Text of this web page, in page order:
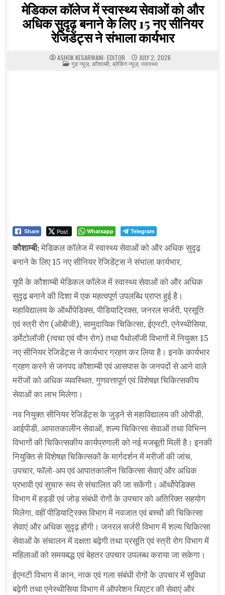
मेडिकल कॉलेज में स्वास्थ्य सेवाओं को और
अधिक सुदृढ़ बनाने के लिए 15 नए सीनियर
रेजिडेंट्स ने संभाला कार्यभार
ASHOK KESARWANI- EDITOR JULY 2, 2026
POSTED
IN
गुड न्यूज़, कौशाम्बी, ब्रेकिंग न्यूज़, स्वास्थ्य
Share Post Whatsapp Telegram
कौशाम्बी:मेडिकल कॉलेज में स्वास्थ्य सेवाओं को और अधिक सुदृढ़
बनाने के लिए 15 नए सीनियर रेजिडेंट्स ने संभाला कार्यभार,
यूपी के कौशाम्बी मेडिकल कॉलेज में स्वास्थ्य सेवाओं को और अधिक
सुदृढ़ बनाने की दिशा में एक महत्वपूर्ण उपलब्धि प्राप्त हुई है।
महाविद्यालय के ऑर्थोपेडिक्स, पीडियाट्रिक्स, जनरल सर्जरी, प्रसूति
एवं स्त्री रोग (ओबीजी), सामुदायिक चिकित्सा, ईएनटी, एनेस्थीसिया,
डर्मेटोलॉजी (त्वचा एवं यौन रोग) तथा पैथोलॉजी विभागों में नियुक्त 15
नए सीनियर रेजिडेंट्स ने कार्यभार ग्रहण कर लिया है। इनके कार्यभार
ग्रहण करने से जनपद कौशाम्बी एवं आसपास के जनपदों से आने वाले
मरीजों को अधिक व्यवस्थित, गुणवत्तापूर्ण एवं विशेषज्ञ चिकित्सकीय
सेवाओं का लाभ मिलेगा।
नव नियुक्त सीनियर रेजिडेंट्स के जुड़ने से महाविद्यालय की ओपीडी,
आईपीडी, आपातकालीन सेवाओं, शल्य चिकित्सा सेवाओं तथा विभिन्न
विभागों की चिकित्सकीय कार्यप्रणाली को नई मजबूती मिली है। इनकी
नियुक्ति से विशेषज्ञ चिकित्सकों के मार्गदर्शन में मरीजों की जांच,
उपचार, फॉलो-अप एवं आपातकालीन चिकित्सा सेवाएं और अधिक
प्रभावी एवं सुचारु रूप से संचालित की जा सकेंगी। ऑर्थोपेडिक्स
विभाग में हड्डी एवं जोड़ संबंधी रोगों के उपचार को अतिरिक्त सहयोग
मिलेगा, वहीं पीडियाट्रिक्स विभाग में नवजात एवं बच्चों की चिकित्सा
सेवाएं और अधिक सुदृढ़ होंगी। जनरल सर्जरी विभाग में शल्य चिकित्सा
सेवाओं के संचालन में दक्षता बढ़ेगी तथा प्रसूति एवं स्त्री रोग विभाग में
महिलाओं को समयबद्ध एवं बेहतर उपचार उपलब्ध कराया जा सकेगा।
ईएनटी विभाग में कान, नाक एवं गला संबंधी रोगों के उपचार में सुविधा
बढ़ेगी तथा एनेस्थीसिया विभाग में ऑपरेशन थिएटर की सेवाएं और